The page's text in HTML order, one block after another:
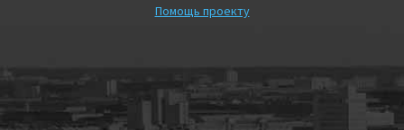
Помощь проекту